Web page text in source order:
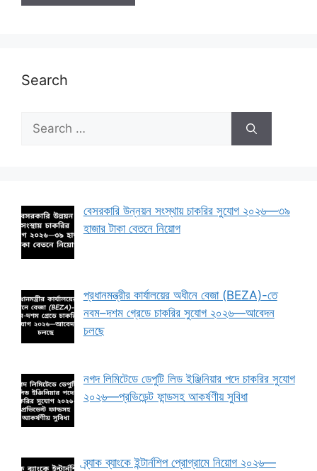
Search
Search
for:
বেসরকারি উন্নয়ন সংস্থায় চাকরির সুযোগ ২০২৬—৩৯
হাজার টাকা বেতনে নিয়োগ
প্রধানমন্ত্রীর কার্যালয়ের অধীনে বেজা (BEZA)-তে
নবম–দশম গ্রেডে চাকরির সুযোগ ২০২৬—আবেদন
চলছে
নগদ লিমিটেডে ডেপুটি লিড ইঞ্জিনিয়ার পদে চাকরির সুযোগ
২০২৬—প্রভিডেন্ট ফান্ডসহ আকর্ষণীয় সুবিধা
ব্র্যাক ব্যাংকে ইন্টার্নশিপ প্রোগ্রামে নিয়োগ ২০২৬—